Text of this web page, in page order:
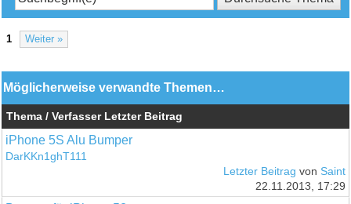
1 Weiter »
Möglicherweise verwandte Themen…
Thema / Verfasser Letzter Beitrag
iPhone 5S Alu Bumper
DarKKn1ghT111
Letzter Beitrag von Saint
22.11.2013, 17:29